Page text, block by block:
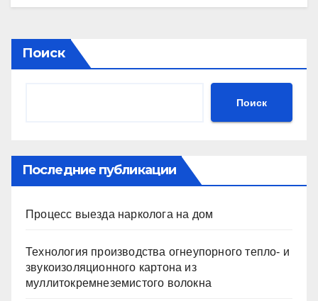
Поиск
Поиск
Последние публикации
Процесс выезда нарколога на дом
Технология производства огнеупорного тепло- и
звукоизоляционного картона из
муллитокремнеземистого волокна